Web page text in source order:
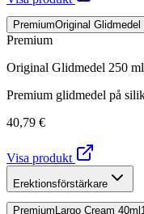
PremiumOriginal Glidmedel
Premium
Original Glidmedel 250 ml
Premium glidmedel på
40,79 €
Visa produkt
Erektionsförstärkare
Premium Largo Cream 40ml